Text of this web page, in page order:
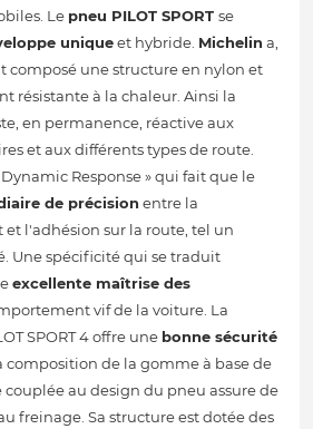
Le pneu PILOT SPORT se
uniqueet hybride. Michelin a,
composé une structure en nylon et
résistante à la chaleur. Ainsi la
en permanence, réactive aux
et aux différents types de route.
Response » qui fait que le
de précision entre la
l'adhésion sur la route, tel un
Une spécificité qui se traduit
excellente maîtrise des
vif de la voiture. La
SPORT 4 offre une bonne sécurité
composition de la gomme à base de
couplée au design du pneu assure de
freinage. Sa structure est dotée des